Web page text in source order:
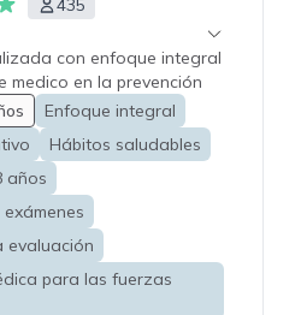
435
con enfoque integral
medico en la prevención
de la salud. "Mi
a mis pacientes
Enfoque integral
Hábitos saludables
años
evaluación
para las fuerzas